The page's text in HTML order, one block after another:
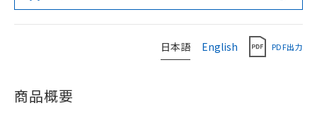
日本語 English PDF出力
商品概要